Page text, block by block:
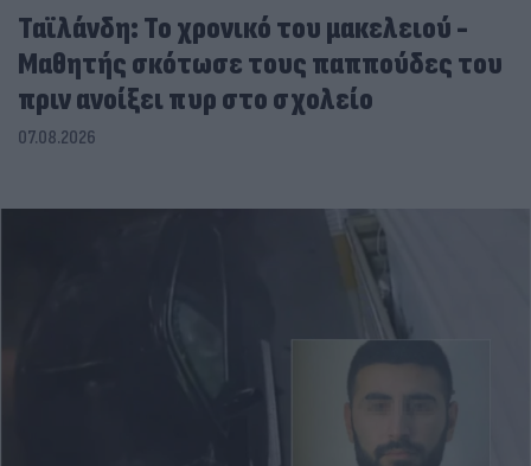
Ταϊλάνδη: Το χρονικό του μακελειού -
Μαθητής σκότωσε τους παππούδες του
πριν ανοίξει πυρ στο σχολείο
07.08.2026